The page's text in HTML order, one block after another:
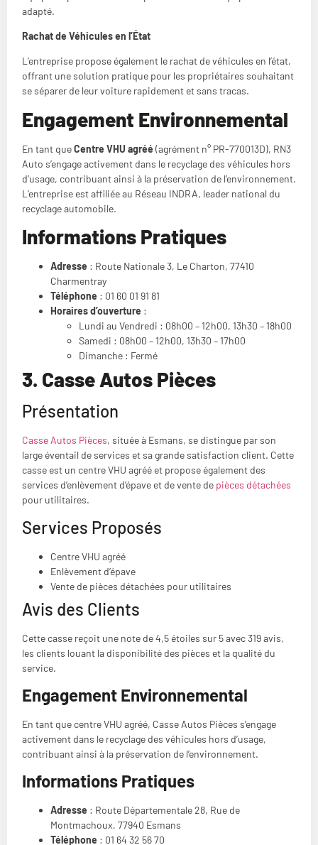
adapté.
Rachat de Véhicules en l’État
L’entreprise propose également le rachat de véhicules en l’état,
offrant une solution pratique pour les propriétaires souhaitant
se séparer de leur voiture rapidement et sans tracas.
Engagement Environnemental
En tant queCentre VHU agréé (agrément n° PR-770013D), RN3
Auto s’engage activement dans le recyclage des véhicules hors
d’usage, contribuant ainsi à la préservation de l’environnement.
L’entreprise est affiliée au Réseau INDRA, leader national du
recyclage automobile.
Informations Pratiques
Adresse : Route Nationale 3, Le Charton, 77410
Charmentray
Téléphone : 01 60 01 91 81
Horaires d’ouverture :
Lundi au Vendredi : 08h00 – 12h00, 13h30 – 18h00
Samedi : 08h00 – 12h00, 13h30 – 17h00
Dimanche : Fermé
3. Casse Autos Pièces
Présentation
Casse Autos Pièces, située à Esmans, se distingue par son
large éventail de services et sa grande satisfaction client. Cette
casse est un centre VHU agréé et propose également des
services d’enlèvement d’épave et de vente de pièces détachées
pour utilitaires.
Services Proposés
Centre VHU agréé
Enlèvement d’épave
Vente de pièces détachées pour utilitaires
Avis des Clients
Cette casse reçoit une note de 4,5 étoiles sur 5 avec 319 avis,
les clients louant la disponibilité des pièces et la qualité du
service​.
Engagement Environnemental
En tant que centre VHU agréé, Casse Autos Pièces s’engage
activement dans le recyclage des véhicules hors d’usage,
contribuant ainsi à la préservation de l’environnement.
Informations Pratiques
Adresse : Route Départementale 28, Rue de
Montmachoux, 77940 Esmans
Téléphone : 01 64 32 56 70